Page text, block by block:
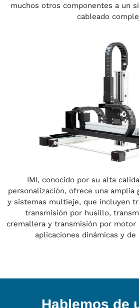
muchos otros componentes a un
cableado
IMI, conocido por su alta
personalización, ofrece una amplia
y sistemas multieje, que incluyen
transmisión por husillo,
cremallera y transmisión por motor
aplicaciones dinámicas y
Hablemos de